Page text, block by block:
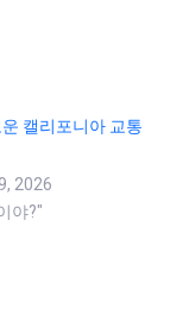
캘리포니아 교통
2026
야?"